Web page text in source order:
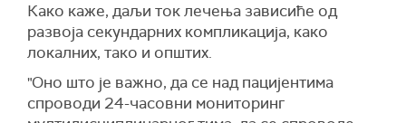
Како каже, даљи ток лечења зависиће од
развоја секундарних компликација, како
локалних, тако и општих.
"Оно што је важно, да се над пацијентима
спроводи 24-часовни мониторинг